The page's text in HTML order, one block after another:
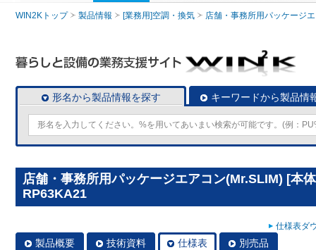
WIN2Kトップ 製品情報 [業務用]空調・換気 店舗・事務所用パッケージ
形名から製品情報を探す キーワードから製品情
店舗・事務所用パッケージエアコン(Mr.SLIM) [本
RP63KA21
仕様表ダ
製品概要 技術資料 仕様表 別売品